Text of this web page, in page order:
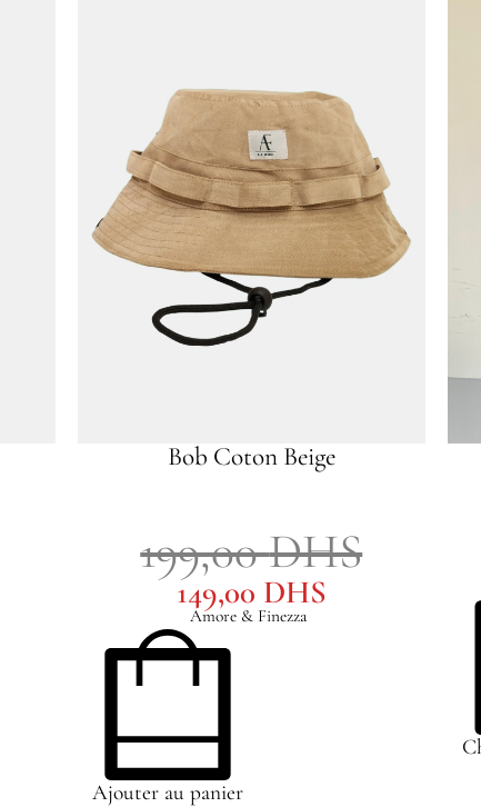
Bob Coton Beige
Amore & Finezza
199,00DHS
149,00 DHS
Ajouter au panier